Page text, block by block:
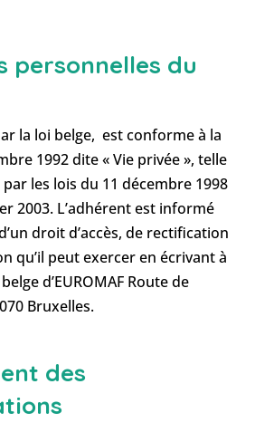
personnelles du
la loi belge, est conforme à la
1992 dite « Vie privée », telle
les lois du 11 décembre 1998
2003. L’adhérent est informé
droit d’accès, de rectification
qu’il peut exercer en écrivant à
d’EUROMAF Route de
Bruxelles.
des